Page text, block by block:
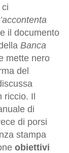
il documento
Banca
mette nero
del
riccio. Il
di
di porsi
stampa
obiettivi